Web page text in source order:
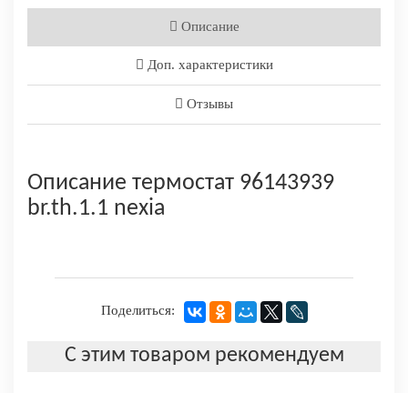
Описание
Доп. характеристики
Отзывы
Описание термостат 96143939
br.th.1.1 nexia
Поделиться:
С этим товаром рекомендуем